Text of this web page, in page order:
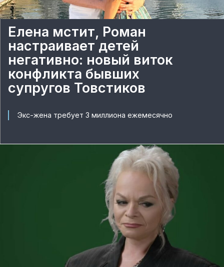
Елена мстит, Роман
настраивает детей
негативно: новый виток
конфликта бывших
супругов Товстиков
Экс-жена требует 3 миллиона ежемесячно